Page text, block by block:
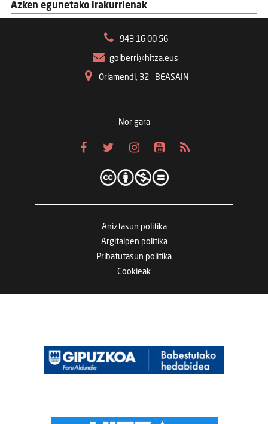
Azken egunetako irakurrienak
943 16 00 56
goiberri@hitza.eus
Oriamendi, 32 – BEASAIN
Nor gara
Aniztasun politika
Argitalpen politika
Pribatutasun politika
Cookieak